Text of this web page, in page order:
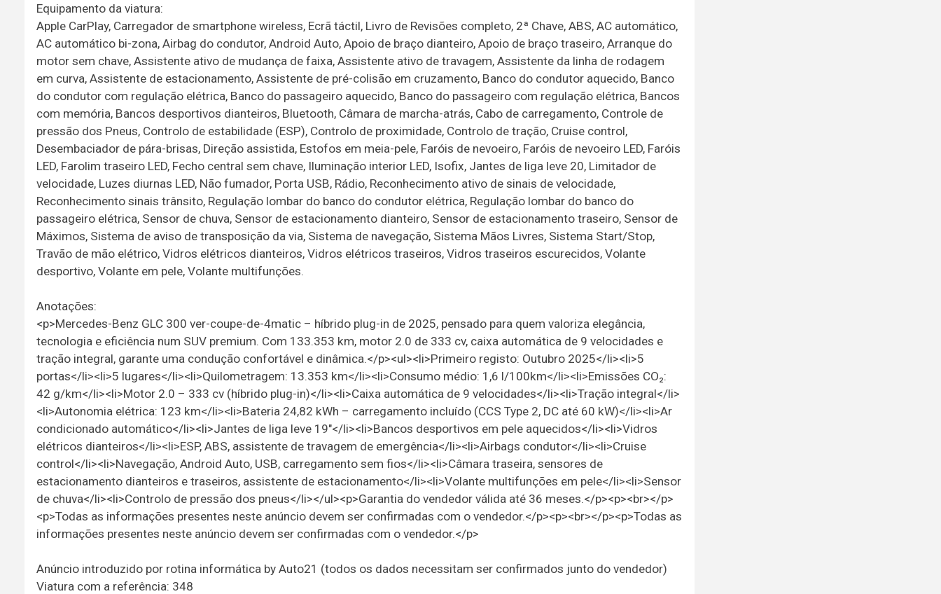
Equipamento da viatura:
Apple CarPlay, Carregador de smartphone wireless, Ecrã táctil, Livro de Revisões completo, 2ª Chave, ABS, AC automático,
AC automático bi-zona, Airbag do condutor, Android Auto, Apoio de braço dianteiro, Apoio de braço traseiro, Arranque do
motor sem chave, Assistente ativo de mudança de faixa, Assistente ativo de travagem, Assistente da linha de rodagem
em curva, Assistente de estacionamento, Assistente de pré-colisão em cruzamento, Banco do condutor aquecido, Banco
do condutor com regulação elétrica, Banco do passageiro aquecido, Banco do passageiro com regulação elétrica, Bancos
com memória, Bancos desportivos dianteiros, Bluetooth, Câmara de marcha-atrás, Cabo de carregamento, Controle de
pressão dos Pneus, Controlo de estabilidade (ESP), Controlo de proximidade, Controlo de tração, Cruise control,
Desembaciador de pára-brisas, Direção assistida, Estofos em meia-pele, Faróis de nevoeiro, Faróis de nevoeiro LED, Faróis
LED, Farolim traseiro LED, Fecho central sem chave, Iluminação interior LED, Isofix, Jantes de liga leve 20, Limitador de
velocidade, Luzes diurnas LED, Não fumador, Porta USB, Rádio, Reconhecimento ativo de sinais de velocidade,
Reconhecimento sinais trânsito, Regulação lombar do banco do condutor elétrica, Regulação lombar do banco do
passageiro elétrica, Sensor de chuva, Sensor de estacionamento dianteiro, Sensor de estacionamento traseiro, Sensor de
Máximos, Sistema de aviso de transposição da via, Sistema de navegação, Sistema Mãos Livres, Sistema Start/Stop,
Travão de mão elétrico, Vidros elétricos dianteiros, Vidros elétricos traseiros, Vidros traseiros escurecidos, Volante
desportivo, Volante em pele, Volante multifunções.
Anotações:
<p>Mercedes-Benz GLC 300 ver-coupe-de-4matic – híbrido plug-in de 2025, pensado para quem valoriza elegância,
tecnologia e eficiência num SUV premium. Com 133.353 km, motor 2.0 de 333 cv, caixa automática de 9 velocidades e
tração integral, garante uma condução confortável e dinâmica.</p><ul><li>Primeiro registo: Outubro 2025</li><li>5
portas</li><li>5 lugares</li><li>Quilometragem: 13.353 km</li><li>Consumo médio: 1,6 l/100km</li><li>Emissões CO₂:
42 g/km</li><li>Motor 2.0 – 333 cv (híbrido plug-in)</li><li>Caixa automática de 9 velocidades</li><li>Tração integral</li>
<li>Autonomia elétrica: 123 km</li><li>Bateria 24,82 kWh – carregamento incluído (CCS Type 2, DC até 60 kW)</li><li>Ar
condicionado automático</li><li>Jantes de liga leve 19"</li><li>Bancos desportivos em pele aquecidos</li><li>Vidros
elétricos dianteiros</li><li>ESP, ABS, assistente de travagem de emergência</li><li>Airbags condutor</li><li>Cruise
control</li><li>Navegação, Android Auto, USB, carregamento sem fios</li><li>Câmara traseira, sensores de
estacionamento dianteiros e traseiros, assistente de estacionamento</li><li>Volante multifunções em pele</li><li>Sensor
de chuva</li><li>Controlo de pressão dos pneus</li></ul><p>Garantia do vendedor válida até 36 meses.</p><p><br></p>
<p>Todas as informações presentes neste anúncio devem ser confirmadas com o vendedor.</p><p><br></p><p>Todas as
informações presentes neste anúncio devem ser confirmadas com o vendedor.</p>
Anúncio introduzido por rotina informática by Auto21 (todos os dados necessitam ser confirmados junto do vendedor)
Viatura com a referência: 348